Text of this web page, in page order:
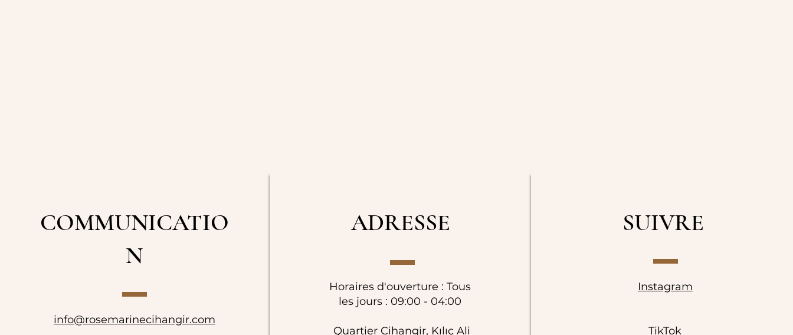
COMMUNICATIO
N
info@rosemarinecihangir.com
ADRESSE
Horaires d'ouverture : Tous
les jours : 09:00 - 04:00
Quartier Cihangir, Kılıç Ali
SUIVRE
Instagram
TikTok